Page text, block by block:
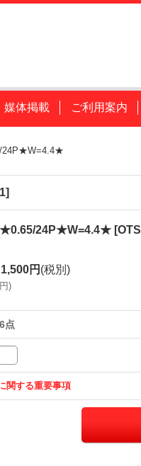
媒体掲載 ご利用案内
24P★W=4.4★
]
★0.65/24P★W=4.4★ [
1,500円 (税別)
)
点
関する重要事項